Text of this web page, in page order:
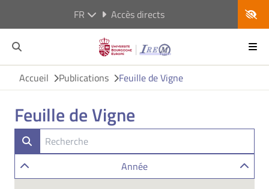
FR Accès directs
Accueil Publications Feuille de Vigne
Feuille de Vigne
Année